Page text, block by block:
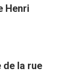
Henri
de la rue